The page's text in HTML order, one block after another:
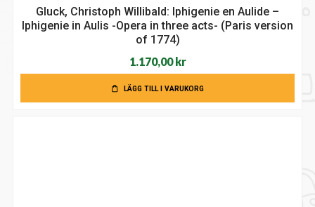
Gluck, Christoph Willibald: Iphigenie en Aulide –
Iphigenie in Aulis -Opera in three acts- (Paris version
of 1774)
1.170,00kr
LÄGG TILL I VARUKORG